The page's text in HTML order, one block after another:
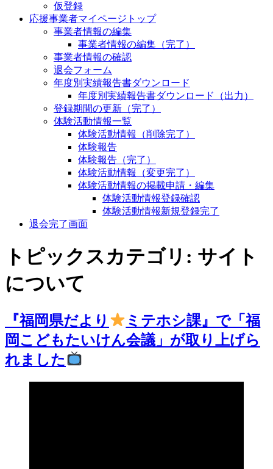
仮登録
応援事業者マイページトップ
事業者情報の編集
事業者情報の編集（完了）
事業者情報の確認
退会フォーム
年度別実績報告書ダウンロード
年度別実績報告書ダウンロード（出力）
登録期間の更新（完了）
体験活動情報一覧
体験活動情報（削除完了）
体験報告
体験報告（完了）
体験活動情報（変更完了）
体験活動情報の掲載申請・編集
体験活動情報登録確認
体験活動情報新規登録完了
退会完了画面
トピックスカテゴリ: サイト
について
『福岡県だより
ミテホシ課』で「福
岡こどもたいけん会議」が取り上げら
れました